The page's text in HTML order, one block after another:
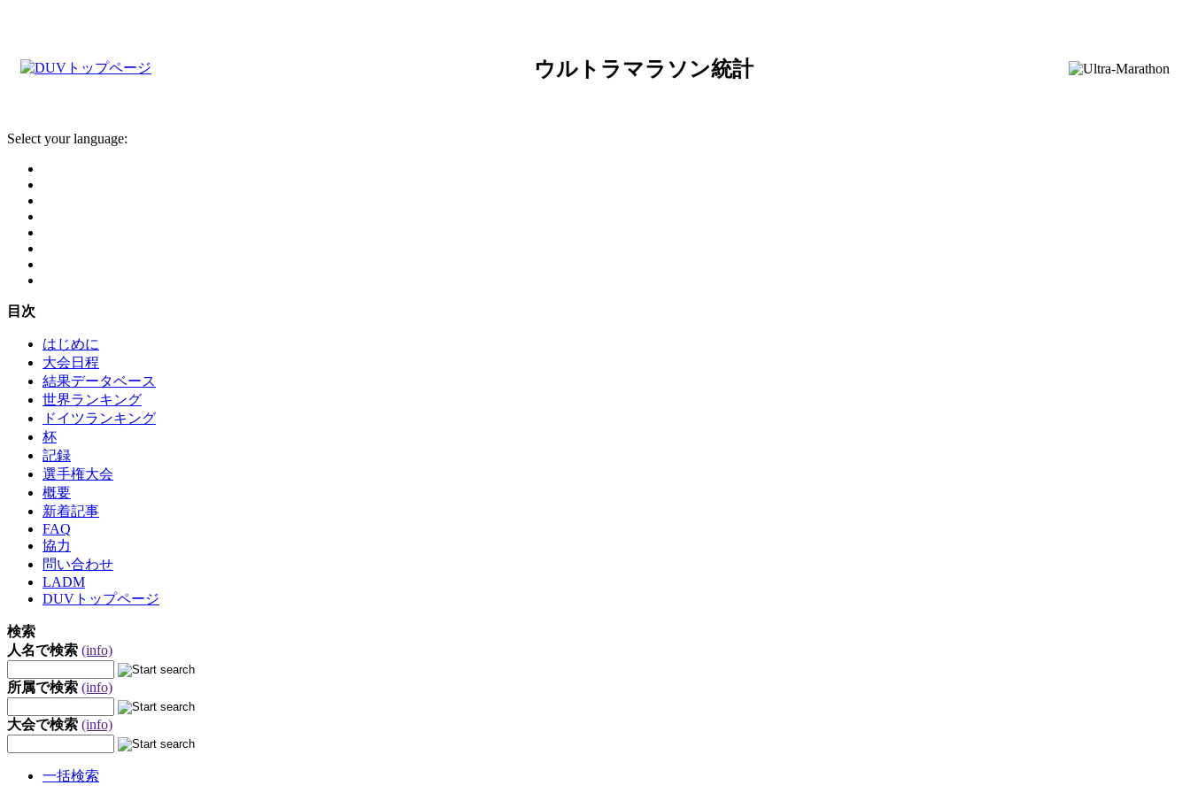
ウルトラマラソン統計
Select your language:
目次
はじめに
大会日程
結果データベース
世界ランキング
ドイツランキング
杯
記録
選手権大会
概要
新着記事
FAQ
協力
問い合わせ
LADM
DUVトップページ
検索
人名で検索 (info)
所属で検索 (info)
大会で検索 (info)
一括検索